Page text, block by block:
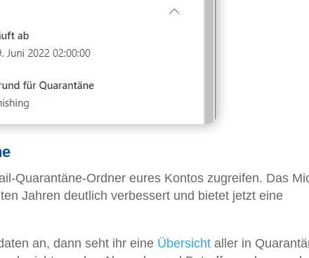
Quarantäne-Ordner eures Kontos zugreifen. Das
Jahren deutlich verbessert und bietet jetzt eine
an, dann seht ihr eine Übersicht aller in